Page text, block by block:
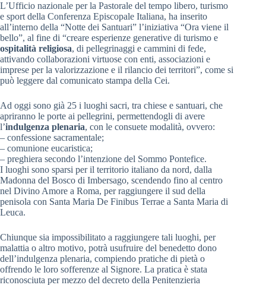
L’Ufficio nazionale per la Pastorale del tempo libero, turismo
e sport della Conferenza Episcopale Italiana, ha inserito
all’interno della “Notte dei Santuari” l’iniziativa “Ora viene il
bello”, al fine di “creare esperienze generative di turismo e
ospitalità religiosa, di pellegrinaggi e cammini di fede,
attivando collaborazioni virtuose con enti, associazioni e
imprese per la valorizzazione e il rilancio dei territori”, come si
può leggere dal comunicato stampa della Cei.
Ad oggi sono già 25 i luoghi sacri, tra chiese e santuari, che
apriranno le porte ai pellegrini, permettendogli di avere
l’indulgenza plenaria, con le consuete modalità, ovvero:
– confessione sacramentale;
– comunione eucaristica;
– preghiera secondo l’intenzione del Sommo Pontefice.
I luoghi sono sparsi per il territorio italiano da nord, dalla
Madonna del Bosco di Imbersago, scendendo fino al centro
nel Divino Amore a Roma, per raggiungere il sud della
penisola con Santa Maria De Finibus Terrae a Santa Maria di
Leuca.
Chiunque sia impossibilitato a raggiungere tali luoghi, per
malattia o altro motivo, potrà usufruire del benedetto dono
dell’indulgenza plenaria, compiendo pratiche di pietà o
offrendo le loro sofferenze al Signore. La pratica è stata
riconosciuta per mezzo del decreto della Penitenzieria